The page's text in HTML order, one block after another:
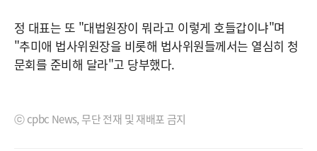
정 대표는 또 "대법원장이 뭐라고 이렇게 호들갑이냐"며
"추미애 법사위원장을 비롯해 법사위원들께서는 열심히 청
문회를 준비해 달라"고 당부했다.
ⓒ cpbc News, 무단 전재 및 재배포 금지